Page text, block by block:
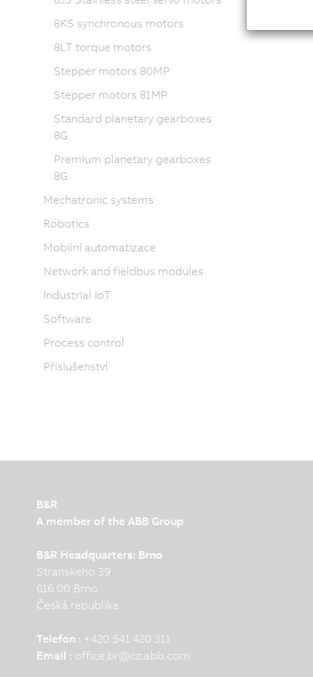
8KS synchronous motors
8LT torque motors
Stepper motors 80MP
Stepper motors 81MP
Standard planetary gearboxes
8G
Premium planetary gearboxes
8G
Mechatronic systems
Robotics
Mobilní automatizace
Network and fieldbus modules
Industrial IoT
Software
Process control
Příslušenství
B&R
A member of the ABB Group
B&R Headquarters: Brno
Stranskeho 39
616 00 Brno
Česká republika
Telefon : +420 541 420 311
Email : office.br@cz.abb.com